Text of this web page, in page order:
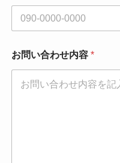
お問い合わせ内容 *